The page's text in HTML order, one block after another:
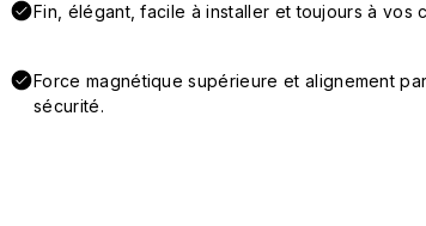
Fin, élégant, facile à installer et toujours à vos
Force magnétique supérieure et alignement
sécurité.